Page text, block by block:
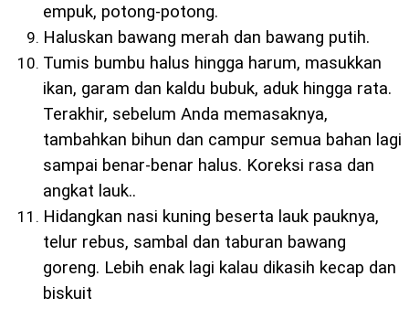
empuk, potong-potong.
Haluskan bawang merah dan bawang putih.
Tumis bumbu halus hingga harum, masukkan
ikan, garam dan kaldu bubuk, aduk hingga rata.
Terakhir, sebelum Anda memasaknya,
tambahkan bihun dan campur semua bahan lagi
sampai benar-benar halus. Koreksi rasa dan
angkat lauk..
Hidangkan nasi kuning beserta lauk pauknya,
telur rebus, sambal dan taburan bawang
goreng. Lebih enak lagi kalau dikasih kecap dan
biskuit